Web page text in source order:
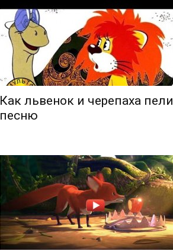
Как львенок и черепаха пели
песню